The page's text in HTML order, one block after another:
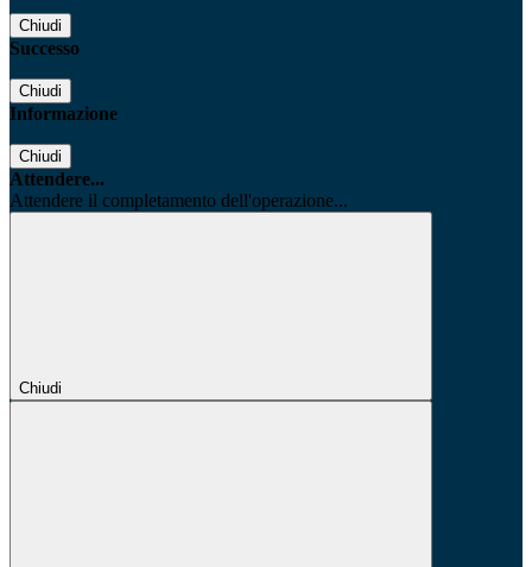
Chiudi
Successo
Chiudi
Informazione
Chiudi
Attendere...
Attendere il completamento dell'operazione...
Chiudi